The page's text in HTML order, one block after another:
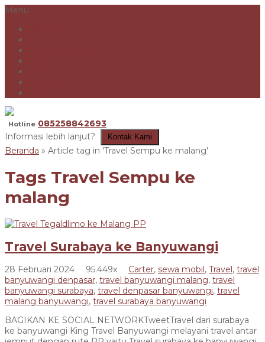
Menu
Hotline 085258842693
Informasi lebih lanjut?
Kontak Kami
Beranda » Article tag in 'Travel Sempu ke malang'
Tags Travel Sempu ke
malang
Travel Surabaya ke Banyuwangi
28 Februari 2024 95.449x Carter, sewa mobil , Travel , travel
banyuwangi denpasar, travel banyuwangi malang, travel
banyuwangi surabaya, travel denpasar banyuwangi, travel
malang banyuwangi, travel surabaya banyuwangi
BAGIKAN KE SOCIAL NETWORKTweetTravel dari surabaya
ke banyuwangi King Travel Banyuwangi melayani travel antar